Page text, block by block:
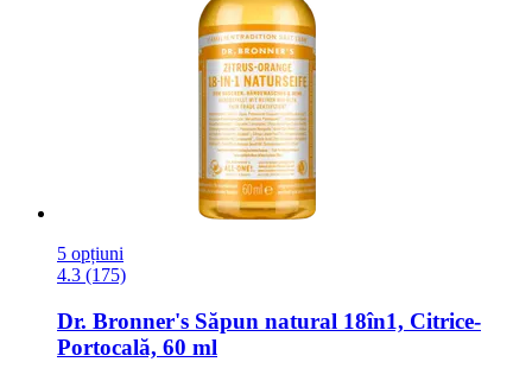
5 opțiuni
4.3 (175)
Dr. Bronner's Săpun natural 18în1, Citrice-​
Portocală, 60 ml